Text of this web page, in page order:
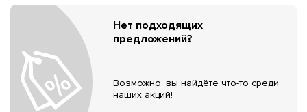
Нет подходящих
предложений?
Возможно, вы найдёте что-то среди
наших акций!